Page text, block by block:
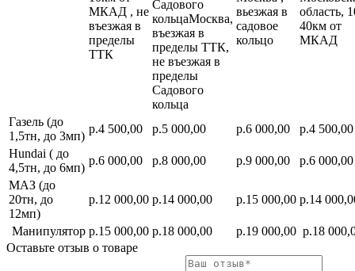
МКАД , не
въезжая в
пределы
ТТК
Садового
кольцаМосква,
въезжая в
пределы ТТК,
не въезжая в
пределы
Садового
кольца
вьезжая в
садовое
кольцо
область,
40км от
МКАД
Газель (до
1,5тн, до 3мп)
р.4 500,00 р.5 000,00 р.6 000,00
р.4 500,00
Hundai ( до
4,5тн, до 6мп)
р.6 000,00 р.8 000,00 р.9 000,00
р.6 000,00
МАЗ (до
20тн, до
12мп)
р.12 000,00 р.14 000,00 р.15 000,00 р.14
Манипулятор р.15 000,00 р.18 000,00 р.19 000,00 р.18
Оставьте отзыв о товаре